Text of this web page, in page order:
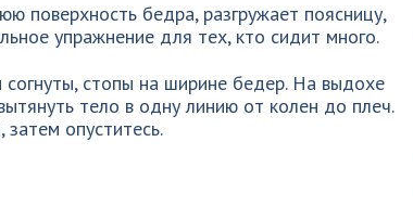
поверхность бедра, разгружает поясницу,
упражнение для тех, кто сидит много.
согнуты, стопы на ширине бедер. На выдохе
тело в одну линию от колен до плеч.
опуститесь.